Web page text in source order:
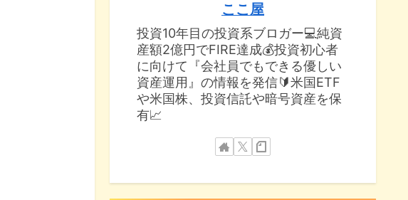
ここ屋
投資10年目の投資系ブロガー💻純資
産額2億円でFIRE達成💰投資初心者
に向けて『会社員でもできる優しい
資産運用』の情報を発信🔰米国ETF
や米国株、投資信託や暗号資産を保
有📈